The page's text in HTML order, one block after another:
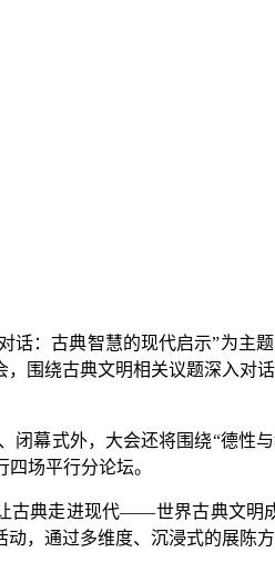
：古典智慧的现代启示”为主
围绕古典文明相关议题深入对
幕式外，大会还将围绕“德性
场平行分论坛。
古典走进现代——世界古典文明
，通过多维度、沉浸式的展陈